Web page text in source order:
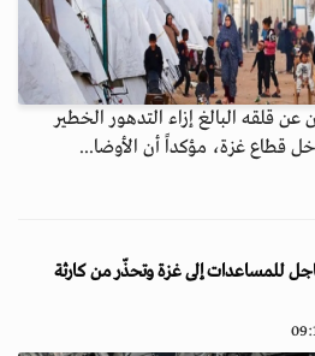
قلقه البالغ إزاء التدهور الخطير
قطاع غزة، مؤكداً أن الأوضا...
للمساعدات إلى غزة وتحذّر من كارثة